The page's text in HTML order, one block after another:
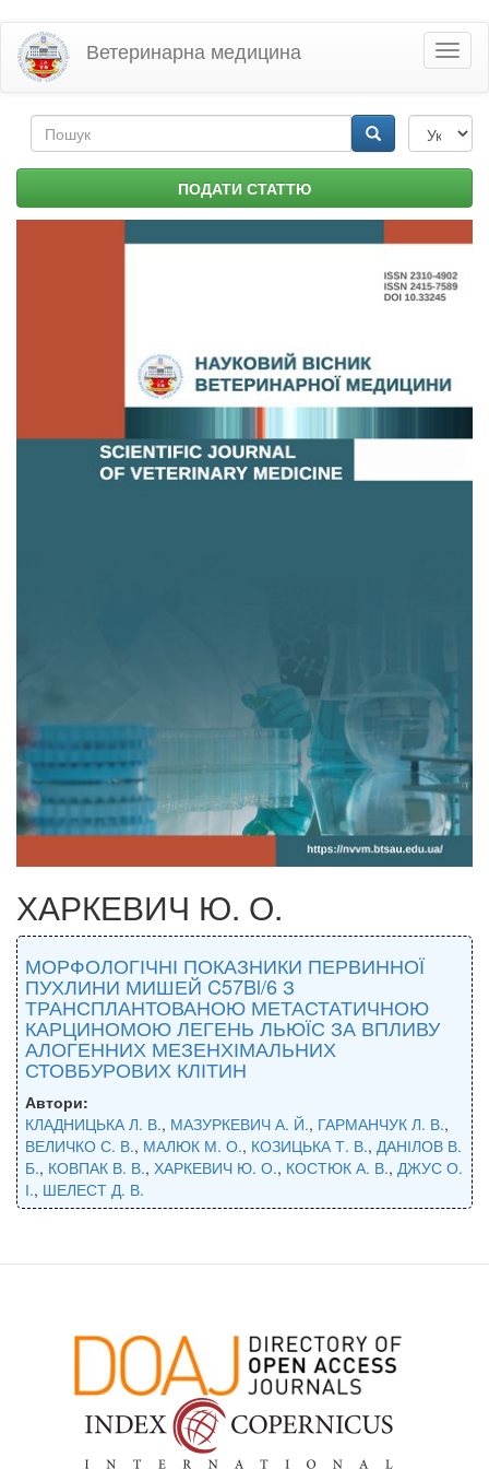
Перейти
основного
матеріалу
Ветеринарна медицина
Пошукова
форма ПОДАТИ СТАТТЮ
ХАРКЕВИЧ Ю. О.
МОРФОЛОГІЧНІ ПОКАЗНИКИ ПЕРВИННОЇ
ПУХЛИНИ МИШЕЙ C57Bl/6 З
ТРАНСПЛАНТОВАНОЮ МЕТАСТАТИЧНОЮ
КАРЦИНОМОЮ ЛЕГЕНЬ ЛЬЮЇС ЗА ВПЛИВУ
АЛОГЕННИХ МЕЗЕНХІМАЛЬНИХ
СТОВБУРОВИХ КЛІТИН
Автори:
КЛАДНИЦЬКА Л. В., МАЗУРКЕВИЧ А. Й., ГАРМАНЧУК Л. В.,
ВЕЛИЧКО С. В., МАЛЮК М. О., КОЗИЦЬКА Т. В., ДАНІЛОВ В.
Б., КОВПАК В. В., ХАРКЕВИЧ Ю. О., КОСТЮК А. В., ДЖУС О.
І., ШЕЛЕСТ Д. В.